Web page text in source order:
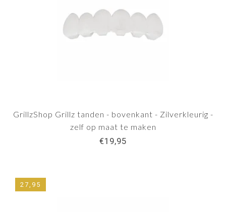
GrillzShop Grillz tanden - bovenkant - Zilverkleurig -
zelf op maat te maken
€19,95
27,95